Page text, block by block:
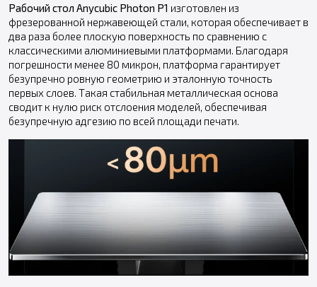
Рабочий стол Anycubic Photon P1 изготовлен из
фрезерованной нержавеющей стали, которая обеспечивает в
два раза более плоскую поверхность по сравнению с
классическими алюминиевыми платформами. Благодаря
погрешности менее 80 микрон, платформа гарантирует
безупречно ровную геометрию и эталонную точность
первых слоев. Такая стабильная металлическая основа
сводит к нулю риск отслоения моделей, обеспечивая
безупречную адгезию по всей площади печати.